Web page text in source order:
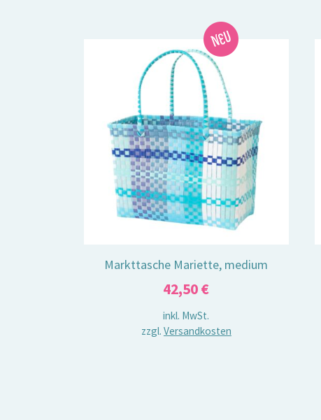
Markttasche Mariette, medium
42,50€
inkl. MwSt.
zzgl. Versandkosten